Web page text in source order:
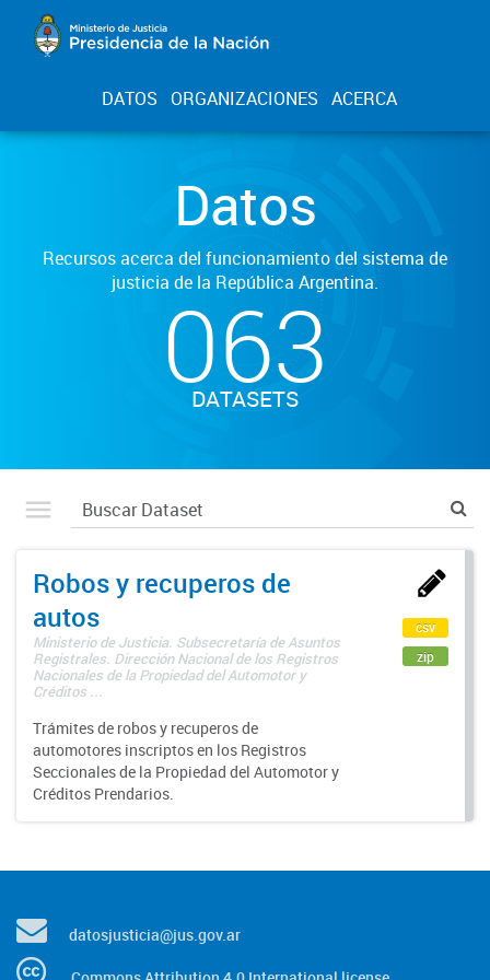
DATOS ORGANIZACIONES ACERCA
Datos
Recursos acerca del funcionamiento del sistema de
justicia de la República Argentina.
063
DATASETS
Robos y recuperos de
autos
Ministerio de Justicia. Subsecretaría de Asuntos
Registrales. Dirección Nacional de los Registros
Nacionales de la Propiedad del Automotor y
Créditos ...
Trámites de robos y recuperos de
automotores inscriptos en los Registros
Seccionales de la Propiedad del Automotor y
Créditos Prendarios.
csv
zip
datosjusticia@jus.gov.ar